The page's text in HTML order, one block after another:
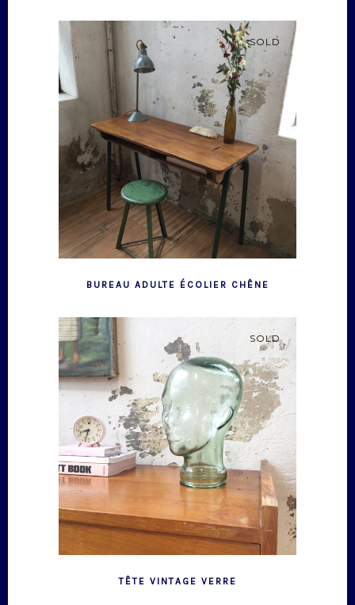
SOLD
BUREAU ADULTE ÉCOLIER CHÊNE
SOLD
TÊTE VINTAGE VERRE